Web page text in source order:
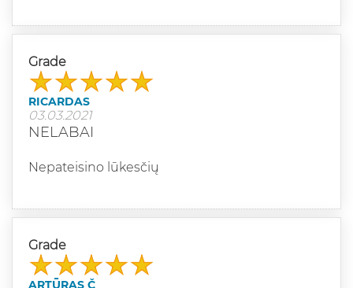
Grade
RICARDAS
03.03.2021
NELABAI
Nepateisino lūkesčių
Grade
ARTŪRAS Č